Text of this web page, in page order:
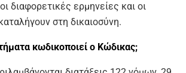
διαφορετικές ερμηνείες και οι
στη δικαιοσύνη.
κωδικοποιεί ο Κώδικας;